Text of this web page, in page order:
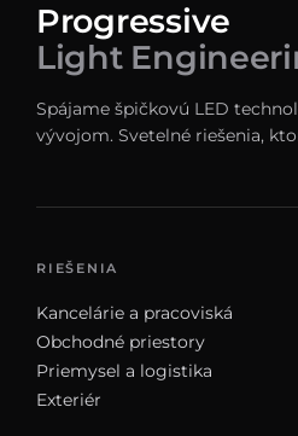
Progressive
Light
Spájame špičkovú LED
vývojom. Svetelné riešenia,
RIEŠENIA
Kancelárie a pracoviská
Obchodné priestory
Priemysel a logistika
Exteriér